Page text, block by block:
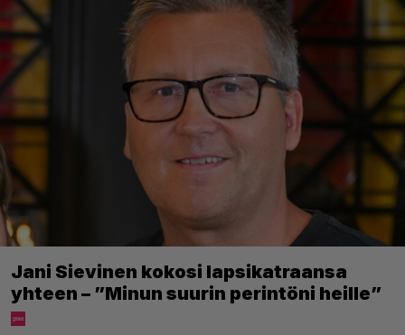
Jani Sievinen kokosi lapsikatraansa
yhteen – ”Minun suurin perintöni heille”